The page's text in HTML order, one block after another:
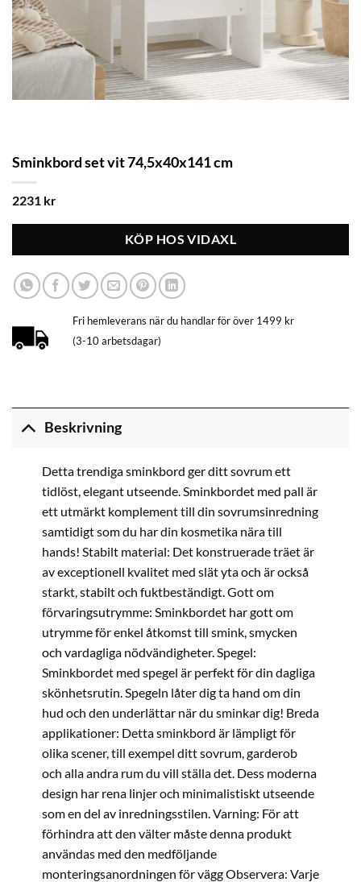
Sminkbord set vit 74,5x40x141 cm
2231 kr
KÖP HOS VIDAXL
Fri hemleverans när du handlar för över 1499 kr
(3-10 arbetsdagar)
Beskrivning
Detta trendiga sminkbord ger ditt sovrum ett
tidlöst, elegant utseende. Sminkbordet med pall är
ett utmärkt komplement till din sovrumsinredning
samtidigt som du har din kosmetika nära till
hands! Stabilt material: Det konstruerade träet är
av exceptionell kvalitet med slät yta och är också
starkt, stabilt och fuktbeständigt. Gott om
förvaringsutrymme: Sminkbordet har gott om
utrymme för enkel åtkomst till smink, smycken
och vardagliga nödvändigheter. Spegel:
Sminkbordet med spegel är perfekt för din dagliga
skönhetsrutin. Spegeln låter dig ta hand om din
hud och den underlättar när du sminkar dig! Breda
applikationer: Detta sminkbord är lämpligt för
olika scener, till exempel ditt sovrum, garderob
och alla andra rum du vill ställa det. Dess moderna
design har rena linjer och minimalistiskt utseende
som en del av inredningsstilen. Varning: För att
förhindra att den välter måste denna produkt
användas med den medföljande
monteringsanordningen för vägg Observera: Varje